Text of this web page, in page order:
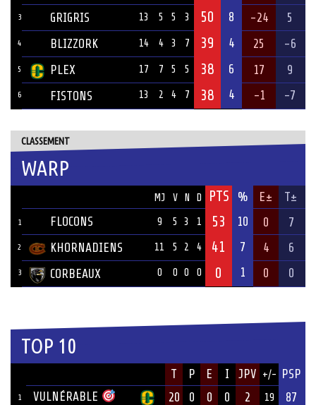
3 GRIGRIS 13 5 5 3 50 8 -24 5
4 BLIZZORK 14 4 3 7 39 4 25 -6
5 PLEX 17 7 5 5 38 6 17 9
6 FISTONS 13 2 4 7 38 4 -1 -7
CLASSEMENT
WARP
MJ V N D PTS % E± T±
1 FLOCONS 9 5 3 1 53 10 0 7
2 KHORNADIENS 11 5 2 4 41 7 4 6
3 CORBEAUX 0 0 0 0 0 1 0 0
TOP 10
T P E I JPV +/- PSP
1 VULNÉRABLE 20 0 0 0 2 19 87